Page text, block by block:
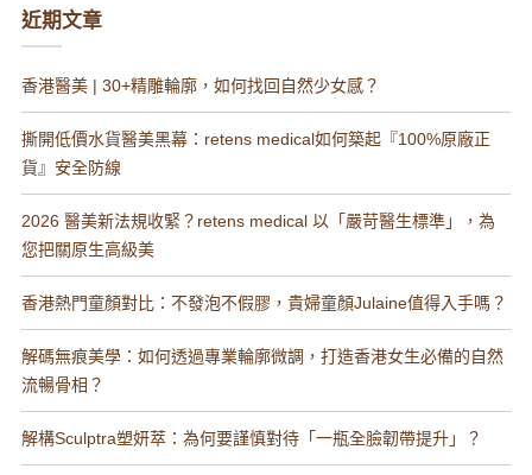
近期文章
香港醫美 | 30+精雕輪廓，如何找回自然少女感？
撕開低價水貨醫美黑幕：retens medical如何築起『100%原廠正
貨』安全防線
2026 醫美新法規收緊？retens medical 以「嚴苛醫生標準」，為
您把關原生高級美
香港熱門童顏對比：不發泡不假膠，貴婦童顏Julaine值得入手嗎？
解碼無痕美學：如何透過專業輪廓微調，打造香港女生必備的自然
流暢骨相？
解構Sculptra塑妍萃：為何要謹慎對待「一瓶全臉韌帶提升」？